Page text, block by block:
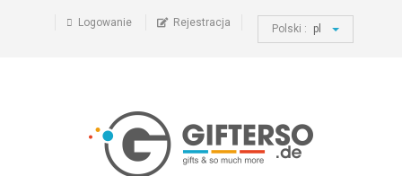
Logowanie Rejestracja Polski : pl